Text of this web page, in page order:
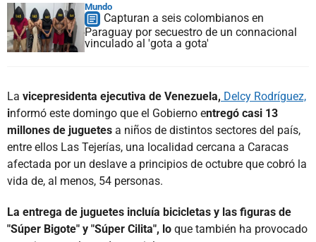
Mundo
Capturan a seis colombianos en
Paraguay por secuestro de un connacional
vinculado al 'gota a gota'
La vicepresidenta ejecutiva de Venezuela, Delcy Rodríguez,
informó este domingo que el Gobierno entregó casi 13
millones de juguetes a niños de distintos sectores del país,
entre ellos Las Tejerías, una localidad cercana a Caracas
afectada por un deslave a principios de octubre que cobró la
vida de, al menos, 54 personas.
La entrega de juguetes incluía bicicletas y las figuras de
"Súper Bigote" y "Súper Cilita", lo que también ha provocado